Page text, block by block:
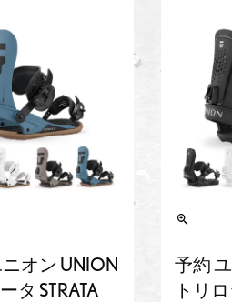
オン UNION
タ STRATA
予約
トリ